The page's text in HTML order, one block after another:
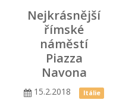
Nejkrásnější
římské
náměstí
Piazza
Navona
15.2.2018 Itálie